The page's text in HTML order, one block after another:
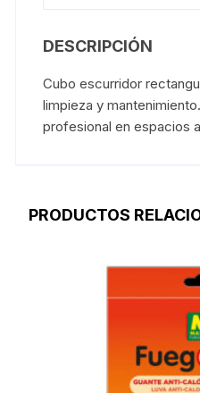
DESCRIPCIÓN
Cubo escurridor
limpieza y
profesional en espacios
PRODUCTOS